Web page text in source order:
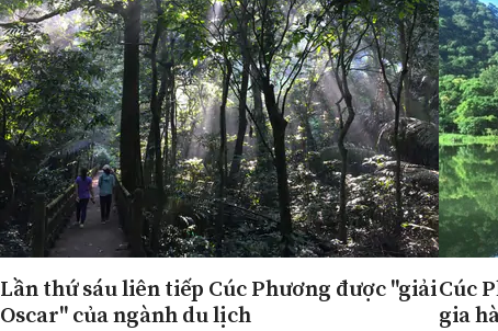
Công nghệ
Lần thứ sáu liên tiếp Cúc Phương được "giải
Oscar" của ngành du lịch
Cúc
gia